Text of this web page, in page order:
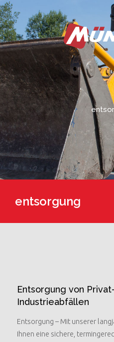
entsorgung
Entsorgung von
Industrieabfällen
Entsorgung – Mit unserer
Ihnen eine sichere,